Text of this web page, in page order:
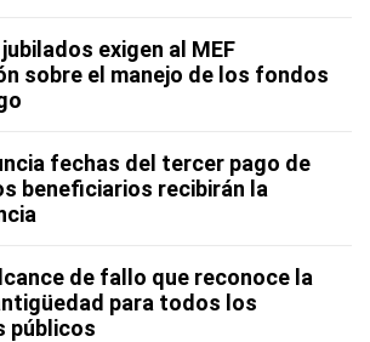
jubilados exigen al MEF
sobre el manejo de los fondos
fechas del tercer pago de
beneficiarios recibirán la
de fallo que reconoce la
para todos los
públicos